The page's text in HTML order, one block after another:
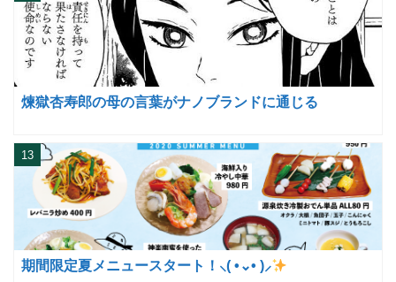
煉獄杏寿郎の母の言葉がナノブランドに通じる
期間限定夏メニュースタート！⸜( •⌄• )⸝
13